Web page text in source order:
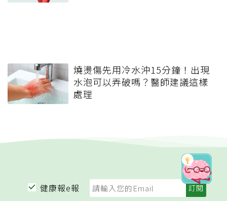
燒燙傷先用冷水沖15分鐘！出現
水泡可以弄破嗎？醫師建議這樣
處理
健康報e報